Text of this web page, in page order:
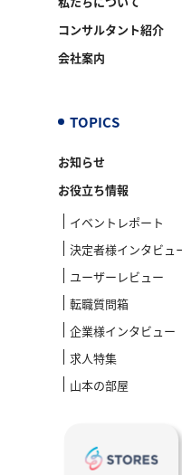
コンサルタント紹介
会社案内
TOPICS
お知らせ
お役立ち情報
イベントレポート
決定者様インタビュ
ユーザーレビュー
転職質問箱
企業様インタビュー
求人特集
山本の部屋